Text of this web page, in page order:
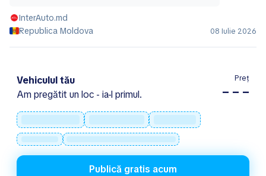
InterAuto.md
Republica Moldova
08 Iulie 2026
Vehiculul tău
Am pregătit un loc - ia-l primul.
Preț
– – –
Publică gratis acum